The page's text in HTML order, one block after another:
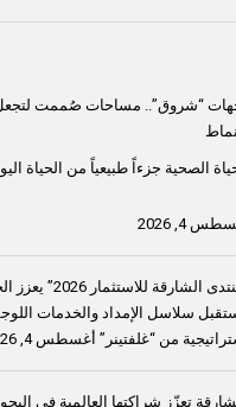
“شروق”.. مساحات صُممت
الصحية جزءاً طبيعياً من الحياة
4, 2026
“منتدى الشارقة
سلاسل الإمداد والخدمات
من “غلفتينر” أغسطس 4, 2026
تعزّز شراكتها العالمية في